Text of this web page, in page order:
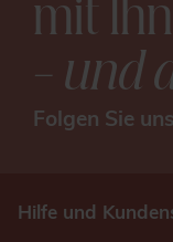
– und
Folgen Sie uns
Hilfe und